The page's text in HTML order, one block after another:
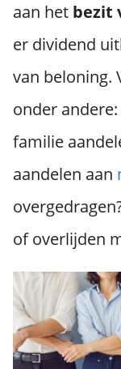
aan het bezit
er dividend
van beloning.
onder
familie
aandelen aan
of overlijden